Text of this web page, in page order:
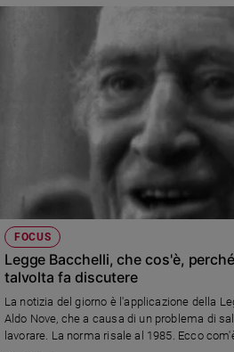
spettacolo davvero umano. Il Governo ha
FOCUS
Legge Bacchelli, che cos'è,
talvolta fa discutere
La notizia del giorno è l'applicazione della
Aldo Nove, che a causa di un problema di
lavorare. La norma risale al 1985. Ecco